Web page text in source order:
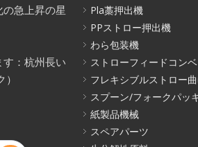
急上昇の星
：杭州長い
Pla藁押出機
PPストロー押出機
わら包装機
ストローフィードコン
フレキシブルストロー
スプーン/フォークパッ
紙製品機械
スペアパーツ